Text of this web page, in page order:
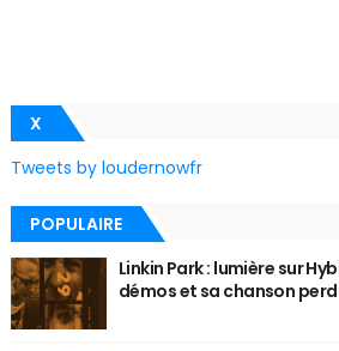
X
Tweets by loudernowfr
POPULAIRE
Linkin Park : lumière sur
démos et sa chanson